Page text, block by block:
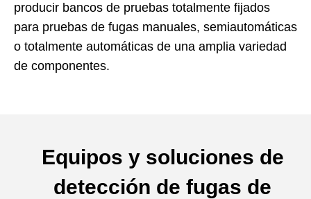
producir bancos de pruebas totalmente fijados
para pruebas de fugas manuales, semiautomáticas
o totalmente automáticas de una amplia variedad
de componentes.
Equipos y soluciones de
detección de fugas de